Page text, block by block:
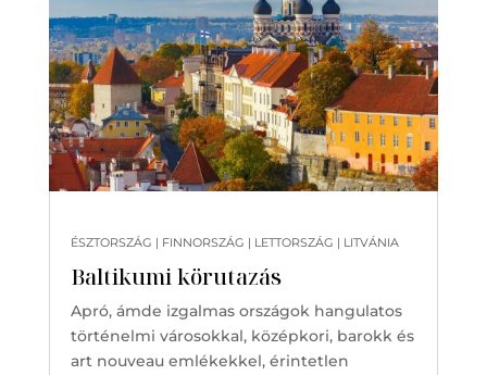
Baltikumi körutazás
ÉSZTORSZÁG | FINNORSZÁG | LETTORSZÁG | LITVÁNIA
Apró, ámde izgalmas országok hangulatos
történelmi városokkal, középkori, barokk és
art nouveau emlékekkel, érintetlen